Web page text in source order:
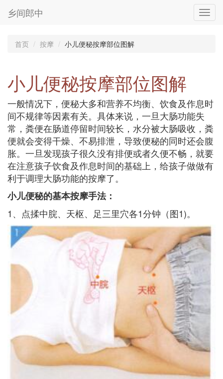
乡间郎中
首页 按摩 小儿便秘按摩部位图解
小儿便秘按摩部位图解
一般情况下，便秘大多和营养不均衡、饮食及作息时
间不规律等因素有关。具体来说，一旦大肠功能失
常，粪便在肠道停留时间较长，水分被大肠吸收，粪
便就会变得干燥、不易排泄，导致便秘的同时还会腹
胀。一旦发现孩子很久没有排便或者久便不畅，就要
在注意孩子饮食及作息时间的基础上，给孩子做做有
利于调理大肠功能的按摩了。
小儿便秘的基本按摩手法：
1、点揉中脘、天枢、足三里穴各1分钟（图1)。